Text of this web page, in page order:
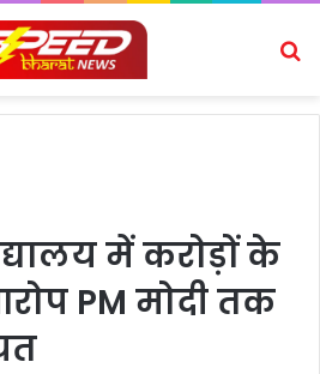
में करोड़ों के
PM मोदी तक